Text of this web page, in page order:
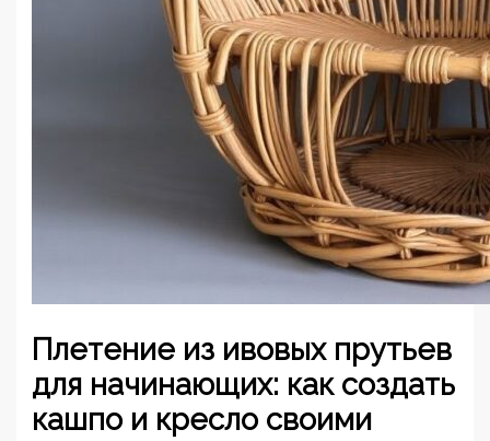
Плетение из ивовых прутьев
для начинающих: как создать
кашпо и кресло своими